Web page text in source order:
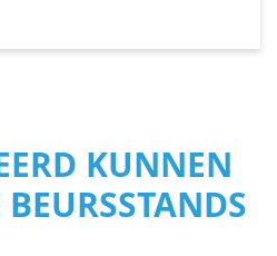
KUNNEN